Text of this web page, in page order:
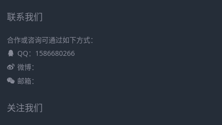
联系我们
合作或咨询可通过如下方式：
QQ：1586680266
微博：
邮箱：
关注我们